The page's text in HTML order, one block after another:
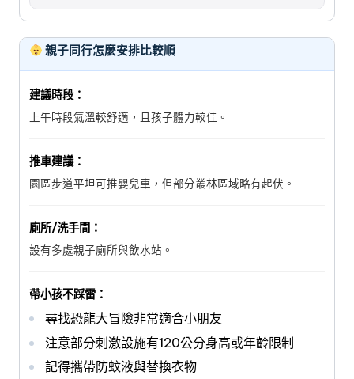
親子同行怎麼安排比較順
建議時段：
上午時段氣溫較舒適，且孩子體力較佳。
推車建議：
園區步道平坦可推嬰兒車，但部分叢林區域略有起伏。
廁所/洗手間：
設有多處親子廁所與飲水站。
帶小孩不踩雷：
尋找恐龍大冒險非常適合小朋友
注意部分刺激設施有120公分身高或年齡限制
記得攜帶防蚊液與替換衣物